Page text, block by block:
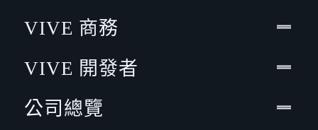
VIVE 商務
VIVE 開發者
公司總覽